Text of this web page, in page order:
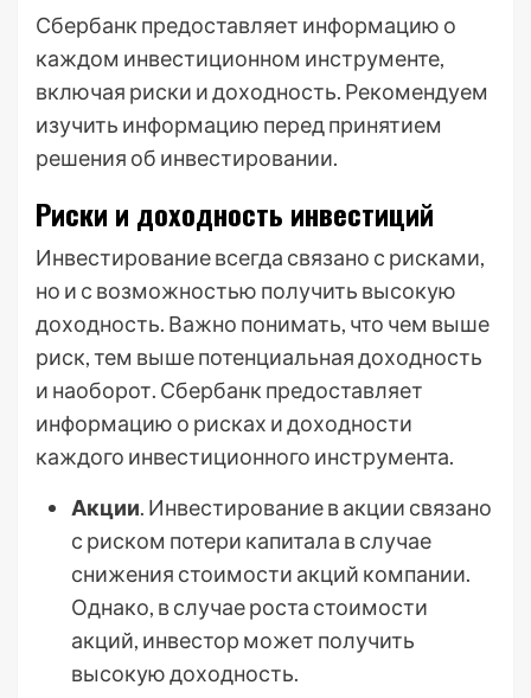
Сбербанк предоставляет информацию о
каждом инвестиционном инструменте,
включая риски и доходность. Рекомендуем
изучить информацию перед принятием
решения об инвестировании.
Риски и доходность инвестиций
Инвестирование всегда связано с рисками,
но и с возможностью получить высокую
доходность. Важно понимать, что чем выше
риск, тем выше потенциальная доходность
и наоборот. Сбербанк предоставляет
информацию о рисках и доходности
каждого инвестиционного инструмента.
Акции. Инвестирование в акции связано
с риском потери капитала в случае
снижения стоимости акций компании.
Однако, в случае роста стоимости
акций, инвестор может получить
высокую доходность.